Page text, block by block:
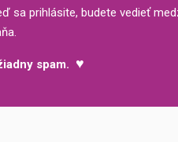
sa prihlásite, budete vedieť
spam. ♥